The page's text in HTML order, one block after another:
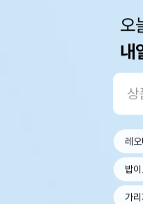
오
내
레
밥
가리